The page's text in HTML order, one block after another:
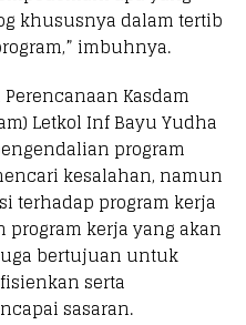
khususnya dalam tertib
imbuhnya.
Kasdam
Letkol Inf Bayu Yudha
program
kesalahan, namun
terhadap program kerja
kerja yang akan
bertujuan untuk
serta
sasaran.